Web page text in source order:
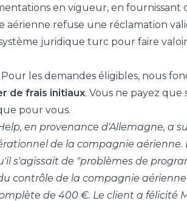
en vigueur, en fournissant
aérienne refuse une réclamation
juridique turc pour faire valoir
Pour les demandes éligibles, nous
de frais initiaux. Vous ne payez que
pour vous.
en provenance d'Allemagne, a
de la compagnie
s'agissait de "problèmes de
contrôle de la compagnie aérienne
de 400 €. Le client a félicité